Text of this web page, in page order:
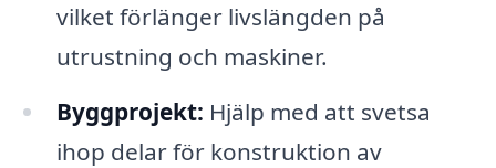
vilket förlänger livslängden på
utrustning och maskiner.
Byggprojekt: Hjälp med att svetsa
ihop delar för konstruktion av